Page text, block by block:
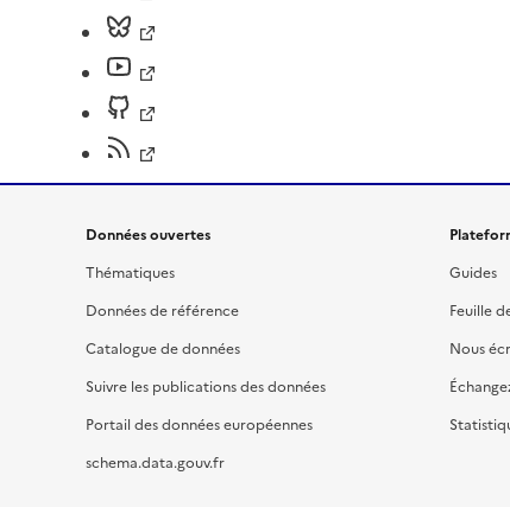
Données ouvertes
Thématiques
Données de référence
Catalogue de données
Suivre les publications des données
Portail des données européennes
schema.data.gouv.fr
Guides
Feuille
Nous